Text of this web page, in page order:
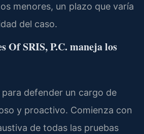
menores, un plazo que varía
del caso.
Of SRIS, P.C. maneja los
defender un cargo de
y proactivo. Comienza con
de todas las pruebas